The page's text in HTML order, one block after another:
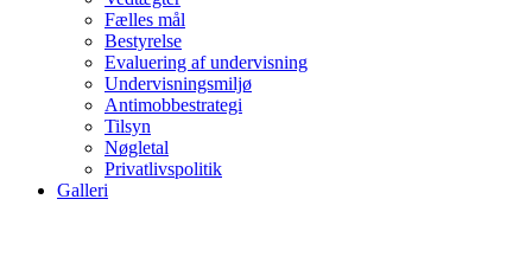
Fælles mål
Bestyrelse
Evaluering af undervisning
Undervisningsmiljø
Antimobbestrategi
Tilsyn
Nøgletal
Privatlivspolitik
Galleri